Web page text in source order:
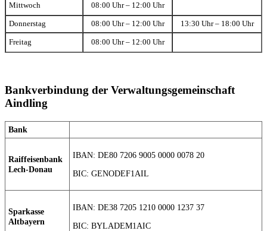
Mittwoch 08:00 Uhr – 12:00 Uhr
Donnerstag 08:00 Uhr – 12:00 Uhr 13:30 Uhr – 18:00 Uhr
Freitag 08:00 Uhr – 12:00 Uhr
Bankverbindung der Verwaltungsgemeinschaft
Aindling
Bank
Raiffeisenbank
Lech-Donau
IBAN: DE80 7206 9005 0000 0078 20
BIC: GENODEF1AIL
Sparkasse
Altbayern
IBAN: DE38 7205 1210 0000 1237 37
BIC: BYLADEM1AIC